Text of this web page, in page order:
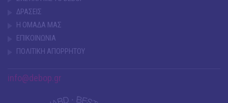
ΔΡΑΣΕΙΣ
Η ΟΜΑΔΑ ΜΑΣ
ΕΠΙΚΟΙΝΩΝΙΑ
ΠΟΛΙΤΙΚΗ ΑΠΟΡΡΗΤΟΥ
info@debop.gr